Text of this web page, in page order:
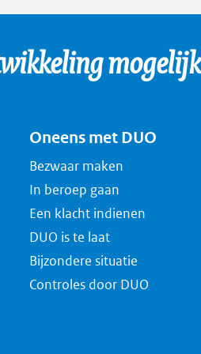
mogelijk
Oneens met DUO
Bezwaar maken
In beroep gaan
Een klacht indienen
DUO is te laat
Bijzondere situatie
Controles door DUO